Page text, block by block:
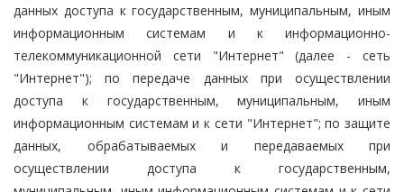
данных доступа к государственным, муниципальным, иным
информационным системам и к информационно-
телекоммуникационной сети "Интернет" (далее - сеть
"Интернет"); по передаче данных при осуществлении
доступа к государственным, муниципальным, иным
информационным системам и к сети "Интернет"; по защите
данных, обрабатываемых и передаваемых при
осуществлении доступа к государственным,